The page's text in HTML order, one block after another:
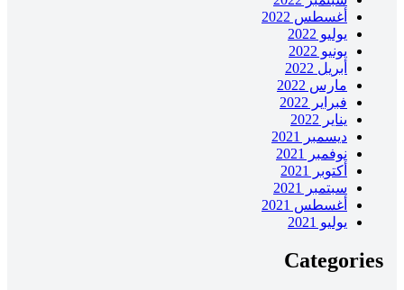
أغسطس 2022
يوليو 2022
يونيو 2022
أبريل 2022
مارس 2022
فبراير 2022
يناير 2022
ديسمبر 2021
نوفمبر 2021
أكتوبر 2021
سبتمبر 2021
أغسطس 2021
يوليو 2021
Categories